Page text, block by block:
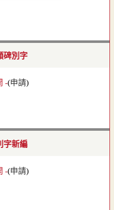
碑別字
-(申請)
字新編
-(申請)